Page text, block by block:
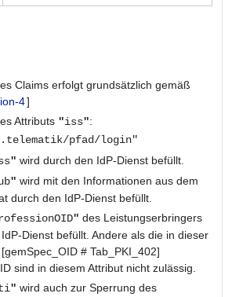
Claims erfolgt grundsätzlich gemäß
4]
Attributs "iss":
pfad/login"
" wird durch den IdP-Dienst befüllt.
" wird mit den Informationen aus dem
durch den IdP-Dienst befüllt.
" des Leistungserbringers
Dienst befüllt. Andere als die in dieser
# Tab_PKI_402]
sind in diesem Attribut nicht zulässig.
" wird auch zur Sperrung des